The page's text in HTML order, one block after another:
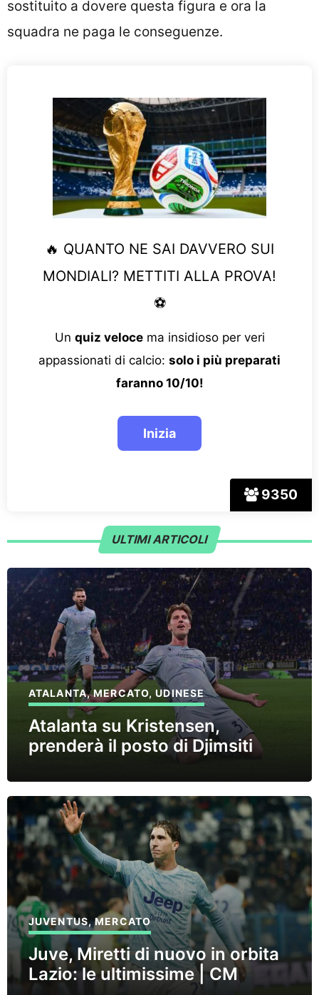
sostituito a dovere questa figura e ora la
squadra ne paga le conseguenze.
9350
🔥 QUANTO NE SAI DAVVERO SUI
MONDIALI? METTITI ALLA PROVA!
⚽
Un quiz velocema insidioso per veri
appassionati di calcio: solo i più preparati
faranno 10/10!
ULTIMI ARTICOLI
ATALANTA,MERCATO,UDINESE
Atalanta su Kristensen,
prenderà il posto di Djimsiti
JUVENTUS,MERCATO
Juve, Miretti di nuovo in orbita
Lazio: le ultimissime | CM